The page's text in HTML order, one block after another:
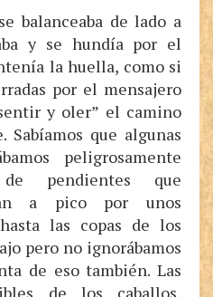
balanceaba de lado a
y se hundía por el
la huella, como si
por el mensajero
y oler” el camino
que algunas
peligrosamente
pendientes que
a pico por unos
las copas de los
pero no ignorábamos
de eso también. Las
de los caballos,